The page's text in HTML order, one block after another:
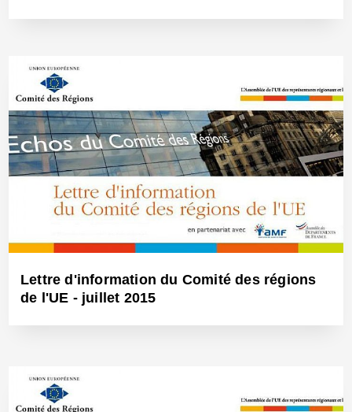
2 Oct 2015 - Réf: BW13991
Lettre d'information du Comité des régions
de l'UE - juillet 2015